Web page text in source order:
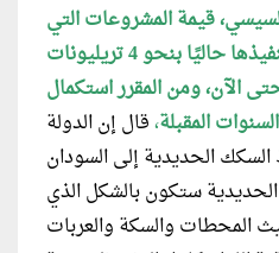
قيمة المشروعات التي
تعكف الحكومة على تنفيذها حاليًا بنحو 4 تريليونات
50% منها حتى الآن، ومن المقرر استكمال
المقبلة،قال إن الدولة
الحديدية إلى السودان
ستكون بالشكل الذي
المحطات والسكة والعربات